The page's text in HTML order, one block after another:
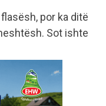
por ka ditë
Sot ishte